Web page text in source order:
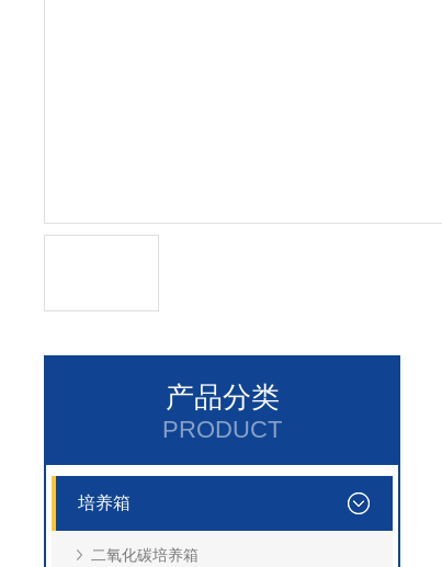
产品分类
PRODUCT
培养箱
二氧化碳培养箱